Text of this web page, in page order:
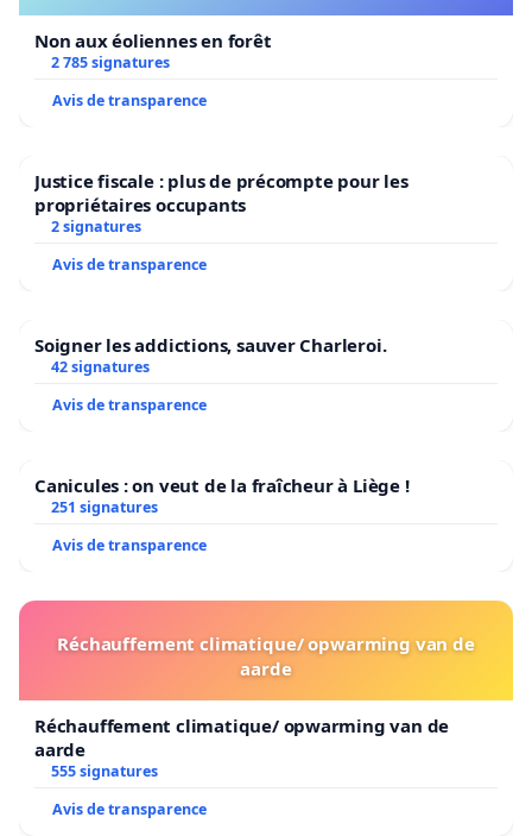
Non aux éoliennes en forêt
2 785 signatures
Avis de transparence
Justice fiscale : plus de précompte pour les
propriétaires occupants
2 signatures
Avis de transparence
Soigner les addictions, sauver Charleroi.
42 signatures
Avis de transparence
Canicules : on veut de la fraîcheur à Liège !
251 signatures
Avis de transparence
Réchauffement climatique/ opwarming van de
aarde
Réchauffement climatique/ opwarming van de
aarde
555 signatures
Avis de transparence